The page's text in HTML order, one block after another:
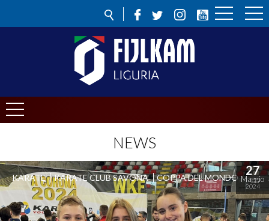
NEWS
27
Maggio
2024
KARATE KARATE CLUB SAVONA COPPA DEL MONDO